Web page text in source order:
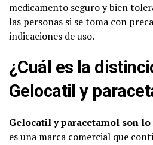
medicamento seguro y bien
las personas si se toma con
indicaciones de uso.
¿Cuál es la
Gelocatil y
Gelocatil y paracetamol son
es una marca comercial que